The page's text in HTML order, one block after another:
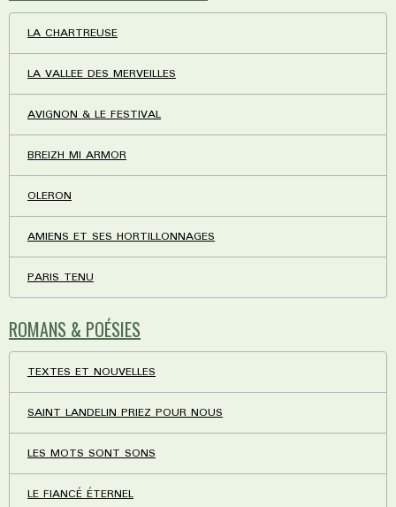
LA CHARTREUSE
LA VALLEE DES MERVEILLES
AVIGNON & LE FESTIVAL
BREIZH MI ARMOR
OLERON
AMIENS ET SES HORTILLONNAGES
PARIS TENU
ROMANS & POÉSIES
TEXTES ET NOUVELLES
SAINT LANDELIN PRIEZ POUR NOUS
LES MOTS SONT SONS
LE FIANCÉ ÉTERNEL